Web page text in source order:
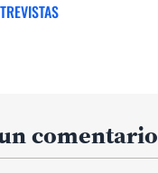
comentario